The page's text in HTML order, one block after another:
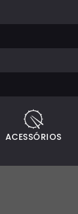
ACESSÓRIOS